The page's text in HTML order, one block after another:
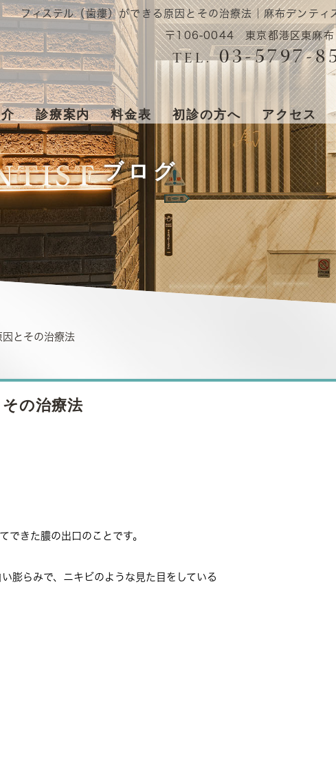
フィステル（歯瘻）ができる原因とその治療法｜麻布デンテ
〒106-0044 東京都港区東麻
TEL. 03-5797-
診療案内 料金表 初診の方へ アクセス
ブログ
因とその治療法
の治療法
できた膿の出口のことです。
膨らみで、ニキビのような見た目をしている